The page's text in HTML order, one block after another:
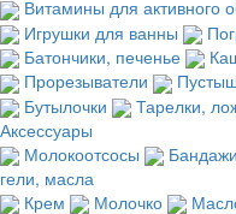
Витамины для активного
Игрушки для ванны
Батончики, печенье
Прорезыватели
Бутылочки
Тарелки,
Аксессуары
Молокоотсосы
гели, масла
Крем
Молочко